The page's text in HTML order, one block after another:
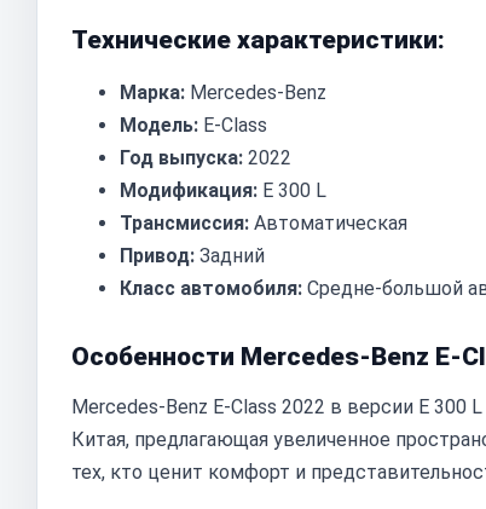
Технические характеристики:
Марка: Mercedes-Benz
Модель: E-Class
Год выпуска: 2022
Модификация: E 300 L
Трансмиссия: Автоматическая
Привод: Задний
Класс автомобиля: Средне-большой
Особенности Mercedes-Benz E-
Mercedes-Benz E-Class 2022 в версии E 300
Китая, предлагающая увеличенное
тех, кто ценит комфорт и